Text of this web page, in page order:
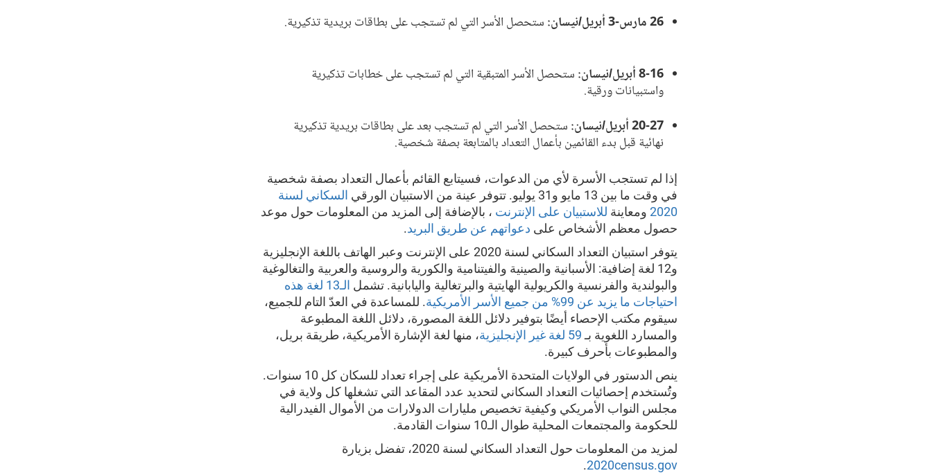
26 مارس-3 أبريل/نيسان: ستحصل الأسر التي لم تستجب على بطاقات بريدية تذكيرية.
8-16 أبريل/نيسان:
ستحصل الأسر المتبقية التي لم تستجب على خطابات تذكيرية
واستبيانات ورقية.
20-27 أبريل/نيسان:
ستحصل الأسر التي لم تستجب بعد على بطاقات بريدية تذكيرية
نهائية قبل بدء القائمين بأعمال التعداد بالمتابعة بصفة شخصية.
إذا لم تستجب الأسرة لأي من الدعوات، فسيتابع القائم بأعمال التعداد بصفة شخصية
في وقت ما بين 13 مايو و31 يوليو. تتوفر عينة من الاستبيان الورقي
السكاني لسنة
2020 ومعاينة للاستبيان على الإنترنت ، بالإضافة إلى المزيد من المعلومات حول موعد
حصول معظم الأشخاص على دعواتهم عن طريق البريد.
يتوفر استبيان التعداد السكاني لسنة 2020 على الإنترنت وعبر الهاتف باللغة الإنجليزية
و12 لغة إضافية: الأسبانية والصينية والفيتنامية والكورية والروسية والعربية والتغالوغية
والبولندية والفرنسية والكريولية الهايتية والبرتغالية واليابانية. تشمل
الـ13 لغة هذه
احتياجات ما يزيد عن 99% من جميع الأسر الأمريكية
. للمساعدة في العدّ التام للجميع،
سيقوم مكتب الإحصاء أيضًا بتوفير دلائل اللغة المصورة، دلائل اللغة المطبوعة
والمسارد اللغوية بـ 59 لغة غير الإنجليزية
، منها لغة الإشارة الأمريكية، طريقة بريل،
والمطبوعات بأحرف كبيرة.
ينص الدستور في الولايات المتحدة الأمريكية على إجراء تعداد للسكان كل 10 سنوات.
وتُُستخدم إحصائيات التعداد السكاني لتحديد عدد المقاعد التي تشغلها كل ولاية في
مجلس النواب الأمريكي وكيفية تخصيص مليارات الدولارات من الأموال الفيدرالية
للحكومة والمجتمعات المحلية طوال الـ10 سنوات القادمة.
لمزيد من المعلومات حول التعداد السكاني لسنة 2020، تفضل بزيارة
2020census.gov
.